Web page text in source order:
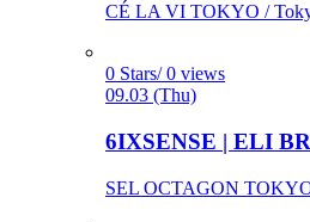
CÉ LA VI TOKYO /
0 Stars/ 0 views
09.03 (Thu)
6IXSENSE | ELI
SEL OCTAGON